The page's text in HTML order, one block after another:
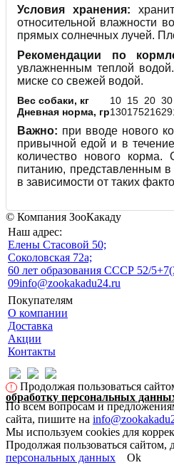
Условия хранения:
относительной влажности
прямых солнечных лучей.
Рекомендации по
увлажненным теплой
миске со свежей водой.
Вес собаки, кг 10 15 20 30
Дневная норма, гр130175216
Важно: при вводе нового
привычной едой и в
количество нового
питанию, представленным
в зависимости от таких
© Компания ЗооКакаду
Наш адрес:
Eлены Стасовой 50;
Соколовская 72а;
60 лет образования СССР 52/5
09info@zookakadu24.ru
Покупателям
О компании
Доставка
Акции
Контакты
!
Продолжая пользоваться
обработку персональных
По всем вопросам и
сайта, пишите на
Мы используем cookies для
Продолжая пользоваться сайтом,
персональных данных
Ok